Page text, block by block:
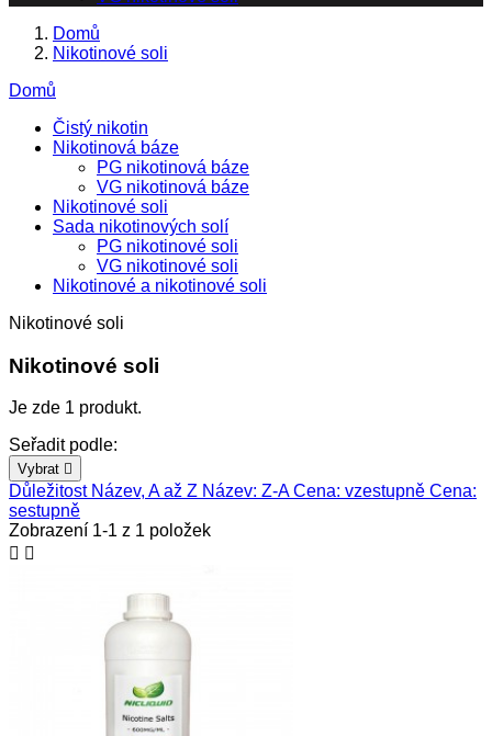
Domů
Nikotinové soli
Domů
Čistý nikotin
Nikotinová báze
PG nikotinová báze
VG nikotinová báze
Nikotinové soli
Sada nikotinových solí
PG nikotinové soli
VG nikotinové soli
Nikotinové a nikotinové soli
Nikotinové soli
Nikotinové soli
Je zde 1 produkt.
Seřadit podle:
Vybrat 
Důležitost Název, A až Z Název: Z-ACena: vzestupně Cena:
sestupně
Zobrazení 1-1 z 1 položek
 